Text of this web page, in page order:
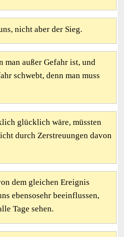
nicht aber der Sieg.
man außer Gefahr ist, und
schwebt, denn man muss
glücklich wäre, müssten
durch Zerstreuungen davon
dem gleichen Ereignis
ebensosehr beeinflussen,
Tage sehen.